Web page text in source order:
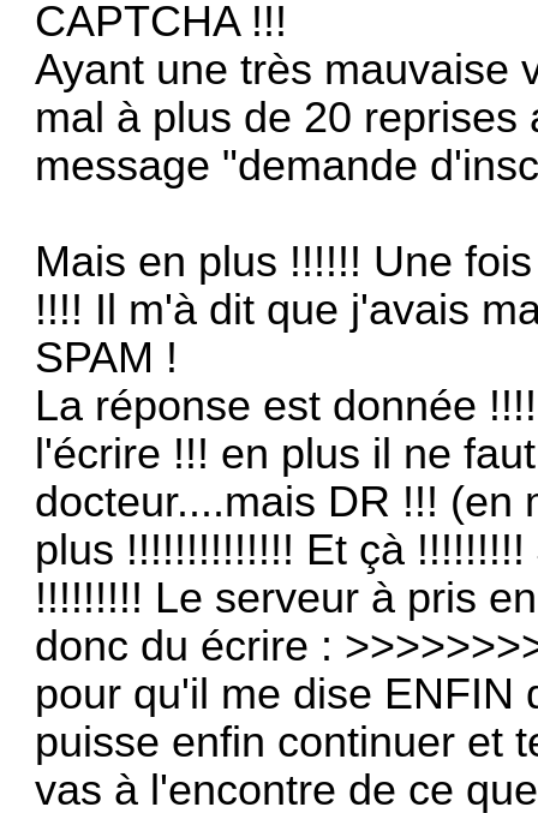
CAPTCHA !!!
Ayant une très mauvaise
mal à plus de 20
message "demande
Mais en plus !!!!!! Une
!!!! Il m'à dit que j'avais
SPAM !
La réponse est donnée
l'écrire !!! en plus il ne
docteur....mais DR !!! (en
plus !!!!!!!!!!!!!! Et çà
!!!!!!!!! Le serveur à pris
donc du écrire :
pour qu'il me dise ENFIN
puisse enfin continuer et
vas à l'encontre de ce